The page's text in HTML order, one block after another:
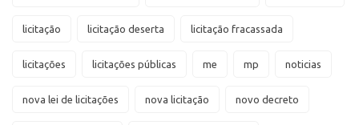
licitação licitação deserta licitação fracassada
licitações licitações públicas me mp noticias
nova lei de licitações nova licitação novo decreto